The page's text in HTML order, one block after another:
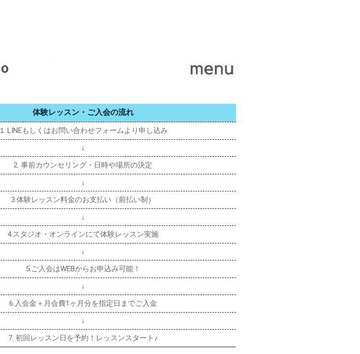
体験レッスン・ご入会の流れ
１.LINEもしくはお問い合わせフォームより申し込み
↓
2. 事前カウンセリング・日時や場所の決定
↓
3.体験レッスン料金のお支払い（前払い制）
↓
4.スタジオ・オンラインにて体験レッスン実施
↓
5.ご入会はWEBからお申込み可能！
↓
6.入会金＋月会費1ヶ月分を指定日までご入金
↓
7. 初回レッスン日を予約！レッスンスタート♪